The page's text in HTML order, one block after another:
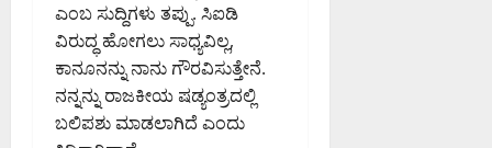
ಎಂಬ ಸುದ್ದಿಗಳು ತಪ್ಪು. ಸಿಐಡಿ
ವಿರುದ್ಧ ಹೋಗಲು ಸಾಧ್ಯವಿಲ್ಲ,
ಕಾನೂನನ್ನು ನಾನು ಗೌರವಿಸುತ್ತೇನೆ.
ನನ್ನನ್ನು ರಾಜಕೀಯ ಷಡ್ಯಂತ್ರದಲ್ಲಿ
ಬಲಿಪಶು ಮಾಡಲಾಗಿದೆ ಎಂದು